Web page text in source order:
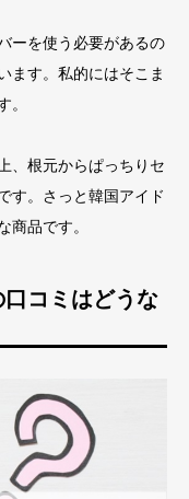
ーを使う必要があるの
ます。私的にはそこま
。
、根元からぱっちりセ
す。さっと韓国アイド
商品です。
コミはどうな